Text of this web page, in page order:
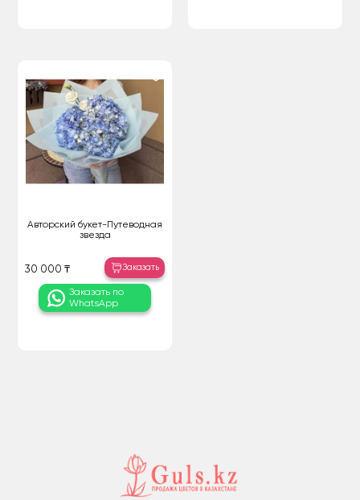
Авторский букет-Путеводная
звезда
30 000 ₸ Заказать
Заказать по
WhatsApp